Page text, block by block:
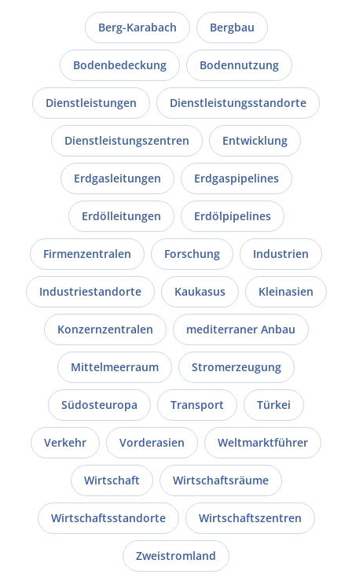
Berg-Karabach Bergbau
Bodenbedeckung Bodennutzung
Dienstleistungen Dienstleistungsstandorte
Dienstleistungszentren Entwicklung
Erdgasleitungen Erdgaspipelines
Erdölleitungen Erdölpipelines
Firmenzentralen Forschung Industrien
Industriestandorte Kaukasus Kleinasien
Konzernzentralen mediterraner Anbau
Mittelmeerraum Stromerzeugung
Südosteuropa Transport Türkei
Verkehr Vorderasien Weltmarktführer
Wirtschaft Wirtschaftsräume
Wirtschaftsstandorte Wirtschaftszentren
Zweistromland